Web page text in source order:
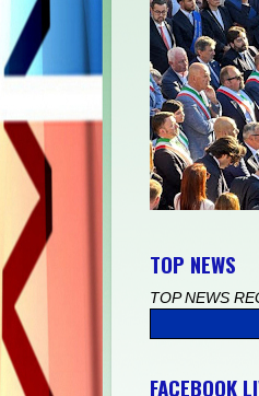
TOP NEWS
TOP NEWS
MARE DELLA RISERVA
FACEBOOK